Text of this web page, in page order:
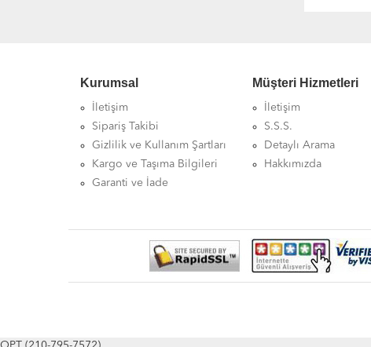
Kurumsal
İletişim
Sipariş Takibi
Gizlilik ve Kullanım Şartları
Kargo ve Taşıma Bilgileri
Garanti ve İade
Müşteri Hizmetleri
İletişim
S.S.S.
Detaylı Arama
Hakkımızda